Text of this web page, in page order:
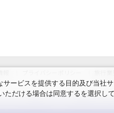
ナンスのお知らせ お申込みまでの
ービスを提供する目的及び当社
ただける場合は同意するを選択し